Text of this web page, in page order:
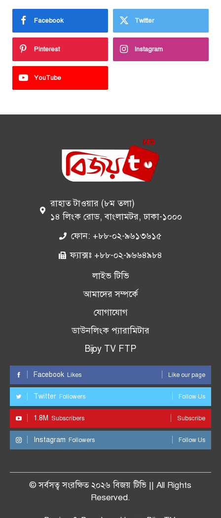
Facebook Twitter
Pinterest Instagram
YouTube
রাহাত টাওয়ার (৮ম তলা)
১৪ লিংক রোড, বাংলামটর, ঢাকা-১০০০
ফোন: +৮৮-০২-৯৬১৩৬১৫
ফ্যাক্সঃ +৮৮-০২-৯৬৬৪৯৮৪
লাইভ টিভি
আমাদের সম্পর্কে
যোগাযোগ
ডাউনলিংক প্যারামিটার
Bijoy TV FTP
Facebook Likes Like our page
Twitter Followers Follow Us
1.8M Subscribers Subscribe
Instagram Followers Follow Us
© সর্বসত্ব সংরক্ষিত ২০২৬ বিজয় টিভি || All Rights
Reserved.